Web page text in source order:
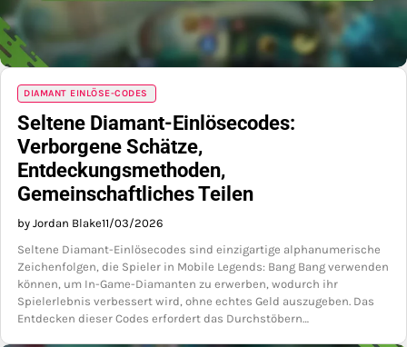
DIAMANT EINLÖSE-CODES
Seltene Diamant-Einlösecodes:
Verborgene Schätze,
Entdeckungsmethoden,
Gemeinschaftliches Teilen
by Jordan Blake11/03/2026
Seltene Diamant-Einlösecodes sind einzigartige alphanumerische
Zeichenfolgen, die Spieler in Mobile Legends: Bang Bang verwenden
können, um In-Game-Diamanten zu erwerben, wodurch ihr
Spielerlebnis verbessert wird, ohne echtes Geld auszugeben. Das
Entdecken dieser Codes erfordert das Durchstöbern…